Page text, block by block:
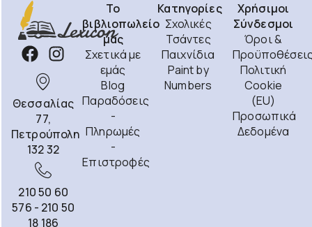
Θεσσαλίας
77,
Πετρούπολη
132 32
210 50 60
576 - 210 50
18 186
Το
βιβλιοπωλείο
μας
Σχετικά με
εμάς
Blog
Παραδόσεις
-
Πληρωμές
-
Επιστροφές
Κατηγορίες
Σχολικές
Τσάντες
Παιχνίδια
Paint by
Numbers
Χρήσιμοι
Σύνδεσμοι
Όροι &
Πολιτική
Cookie
(EU)
Προσωπικά
Δεδομένα